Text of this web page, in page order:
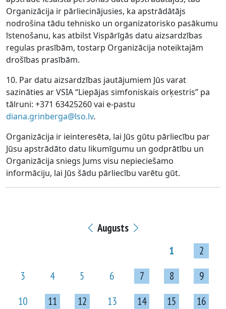
Organizācija ir pārliecinājusies, ka apstrādātājs
nodrošina tādu tehnisko un organizatorisko pasākumu
īstenošanu, kas atbilst Vispārīgās datu aizsardzības
regulas prasībām, tostarp Organizācija noteiktajām
drošības prasībām.
10. Par datu aizsardzības jautājumiem Jūs varat
sazināties ar VSIA “Liepājas simfoniskais orķestris” pa
tālruni: +371 63425260 vai e-pastu
diana.grinberga@lso.lv.
Organizācija ir ieinteresēta, lai Jūs gūtu pārliecību par
Jūsu apstrādāto datu likumīgumu un godprātību un
Organizācija sniegs Jums visu nepieciešamo
informāciju, lai Jūs šādu pārliecību varētu gūt.
Augusts
1
2
3
4 5 6 7 8
9
10
11 12 13 14 15
16